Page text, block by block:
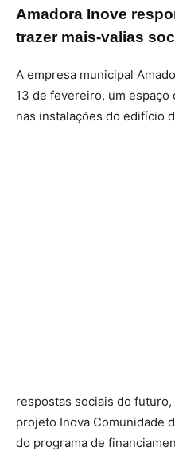
Amadora Inove
trazer mais-valias
A empresa municipal
13 de fevereiro, um espaço
nas instalações do edifício
respostas sociais do
projeto Inova Comunidade
do programa de